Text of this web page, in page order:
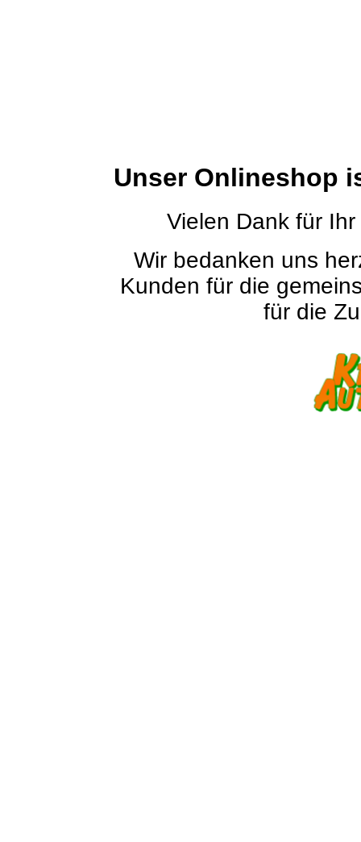
Unser Onlineshop
Vielen Dank für
Wir bedanken uns
Kunden für die
für die